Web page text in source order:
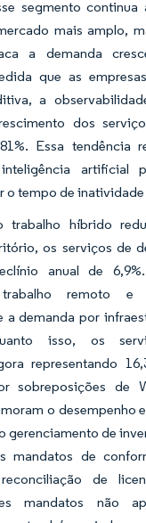
segmento continua
mais amplo,
a demanda
que as
a
dos
Essa tendência
artificial
o tempo de
híbrido
os serviços de
anual de
remoto e
a demanda por
isso, os
representando
sobreposições de
o desempenho
gerenciamento de
mandatos de
de
mandatos não